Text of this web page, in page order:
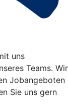
uns
Teams. Wir
Jobangeboten
Sie uns gern